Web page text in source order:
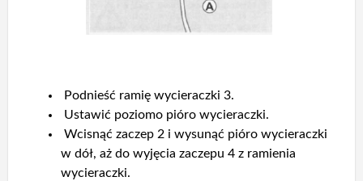
Podnieść ramię wycieraczki 3.
Ustawić poziomo pióro wycieraczki.
Wcisnąć zaczep 2 i wysunąć pióro wycieraczki
w dół, aż do wyjęcia zaczepu 4 z ramienia
wycieraczki.